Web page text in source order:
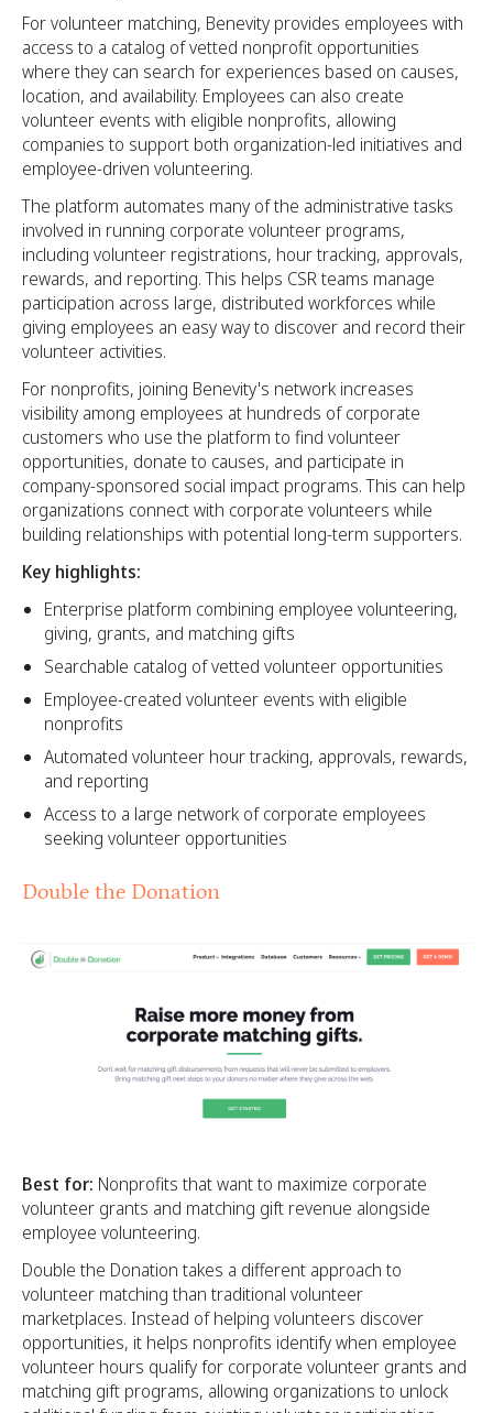
For volunteer matching, Benevity provides employees with
access to a catalog of vetted nonprofit opportunities
where they can search for experiences based on causes,
location, and availability. Employees can also create
volunteer events with eligible nonprofits, allowing
companies to support both organization-led initiatives and
employee-driven volunteering.
The platform automates many of the administrative tasks
involved in running corporate volunteer programs,
including volunteer registrations, hour tracking, approvals,
rewards, and reporting. This helps CSR teams manage
participation across large, distributed workforces while
giving employees an easy way to discover and record their
volunteer activities.
For nonprofits, joining Benevity's network increases
visibility among employees at hundreds of corporate
customers who use the platform to find volunteer
opportunities, donate to causes, and participate in
company-sponsored social impact programs. This can help
organizations connect with corporate volunteers while
building relationships with potential long-term supporters.
Key highlights:
Enterprise platform combining employee volunteering,
giving, grants, and matching gifts
Searchable catalog of vetted volunteer opportunities
Employee-created volunteer events with eligible
nonprofits
Automated volunteer hour tracking, approvals, rewards,
and reporting
Access to a large network of corporate employees
seeking volunteer opportunities
Double the Donation
Best for: Nonprofits that want to maximize corporate
volunteer grants and matching gift revenue alongside
employee volunteering.
Double the Donation takes a different approach to
volunteer matching than traditional volunteer
marketplaces. Instead of helping volunteers discover
opportunities, it helps nonprofits identify when employee
volunteer hours qualify for corporate volunteer grants and
matching gift programs, allowing organizations to unlock